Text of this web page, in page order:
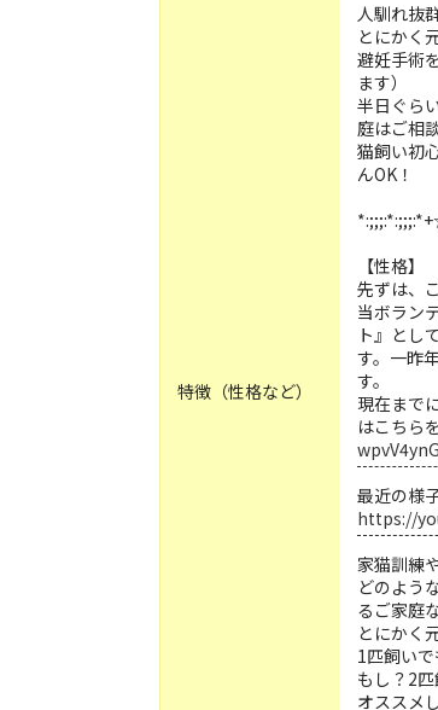
特徴（性格など）
人馴れ抜
とにかく
避妊手術
ます）
半日ぐら
庭はご相
猫飼い初
んOK！
【性格】
先ずは、
当ボラン
ト』とし
す。一昨
す。
現在まで
はこちら
最近の様
https://
家猫訓練
どのよう
るご家庭
とにかく
1匹飼いで
もし？2
オススメ